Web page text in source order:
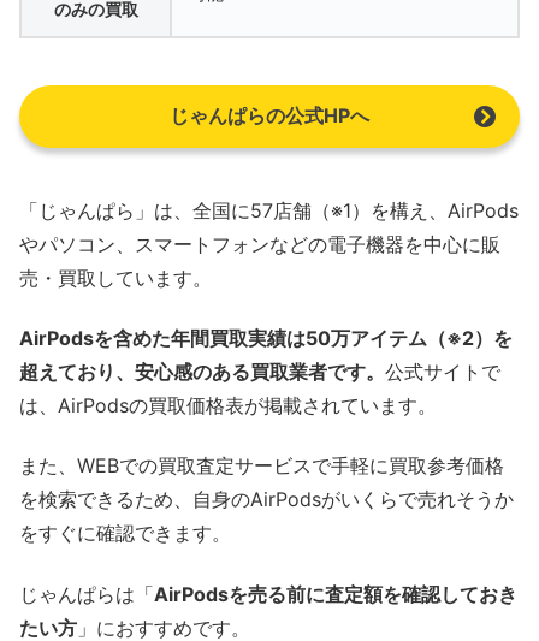
のみの買取
じゃんぱらの公式HPへ
「じゃんぱら」は、全国に57店舗（※1）を構え、AirPods
やパソコン、スマートフォンなどの電子機器を中心に販
売・買取しています。
AirPodsを含めた年間買取実績は50万アイテム（※2）を
超えており、安心感のある買取業者です。 公式サイトで
は、AirPodsの買取価格表が掲載されています。
また、WEBでの買取査定サービスで手軽に買取参考価格
を検索できるため、自身のAirPodsがいくらで売れそうか
をすぐに確認できます。
じゃんぱらは「AirPodsを売る前に査定額を確認しておき
たい方 」におすすめです。